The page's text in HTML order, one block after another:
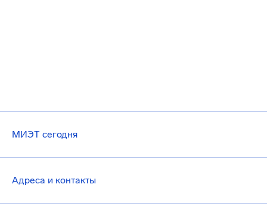
МИЭТ сегодня
Адреса и контакты